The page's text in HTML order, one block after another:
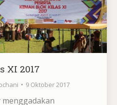
XI 2017
9 Oktober 2017
menggadakan